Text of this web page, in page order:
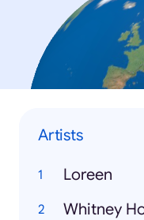
Artists
Loreen
Whitney